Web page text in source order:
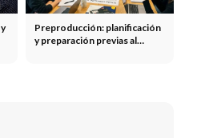
Preproducción: planificación
y preparación previas al